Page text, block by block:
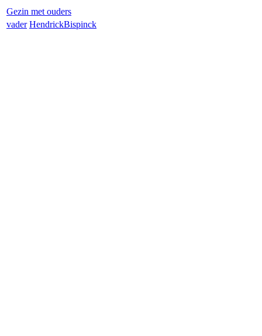
Gezin met ouders
vader HendrickBispinck